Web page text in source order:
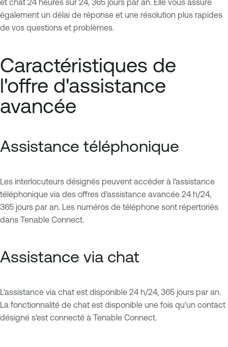
et chat 24 heures sur 24, 365 jours par an. Elle vous assure
également un délai de réponse et une résolution plus rapides
de vos questions et problèmes.
Caractéristiques de
l'offre d'assistance
avancée
Assistance téléphonique
Les interlocuteurs désignés peuvent accéder à l'assistance
téléphonique via des offres d'assistance avancée 24 h/24,
365 jours par an. Les numéros de téléphone sont répertoriés
dans Tenable Connect.
Assistance via chat
L'assistance via chat est disponible 24 h/24, 365 jours par an.
La fonctionnalité de chat est disponible une fois qu'un contact
désigné s'est connecté à Tenable Connect.